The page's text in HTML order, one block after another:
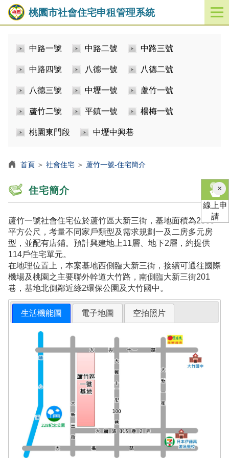
桃園市社會住宅申租管理系統
開
啟
中路一號 中路二號 中路三號
中路四號 八德一號 八德二號
八德三號 中壢一號 蘆竹一號
蘆竹二號 平鎮一號 楊梅一號
桃園東門段 中壢中興巷
首頁 ＞ 社會住宅 ＞ 蘆竹一號-住宅簡介
住宅簡介
蘆竹一號社會住宅位於蘆竹區大新三街，基地面積為2509
平方公尺，考量不同家戶類型及需求規劃一及二房多元房
型，並配有店鋪。預計興建地上11層、地下2層，約提供
114戶住宅單元。
在地理位置上，本案基地西側臨大新三街，接續可通往國際
機場及桃園之主要聯外幹道大竹路，南側臨大新三街201
巷，基地北側鄰近綠2環保公園及大竹國中。
生活機能圖 電子地圖 空拍照片
×關
閉
線上申
請